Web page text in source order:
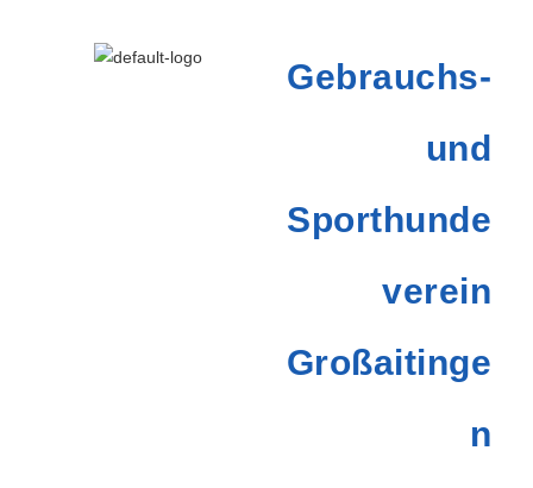
Gebrauchs-
und
Sporthunde
verein
Großaitinge
n